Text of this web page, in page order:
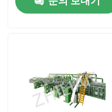
집
우리에 대하여